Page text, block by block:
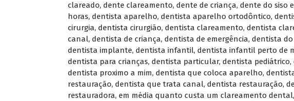
clareado, dente clareamento, dente de criança, dente do siso
horas, dentista aparelho, dentista aparelho ortodôntico,
cirurgia, dentista cirurgião, dentista clareamento, dentista
canal, dentista de criança, dentista de emergência, dentista
dentista implante, dentista infantil, dentista infantil perto de
dentista para crianças, dentista particular, dentista pediátrico,
dentista proximo a mim, dentista que coloca aparelho,
restauração, dentista que trata canal, dentista restauração,
restauradora, em média quanto custa um clareamento dental,